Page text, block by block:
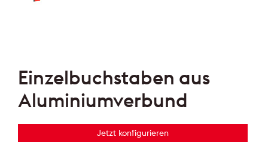
Einzelbuchstaben aus
Aluminiumverbund
Jetzt konfigurieren